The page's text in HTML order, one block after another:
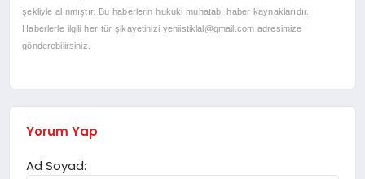
şekliyle alınmıştır. Bu haberlerin hukuki muhatabı haber kaynaklarıdır.
Haberlerle ilgili her tür şikayetinizi yeniistiklal@gmail.com adresimize
gönderebilirsiniz.
Yorum Yap
Ad Soyad: